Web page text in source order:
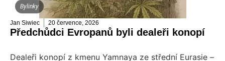
Bylinky
Jan Siwiec 20 července, 2026
Předchůdci Evropanů byli dealeři konopí
Dealeři konopí z kmenu Yamnaya ze střední Eurasie –